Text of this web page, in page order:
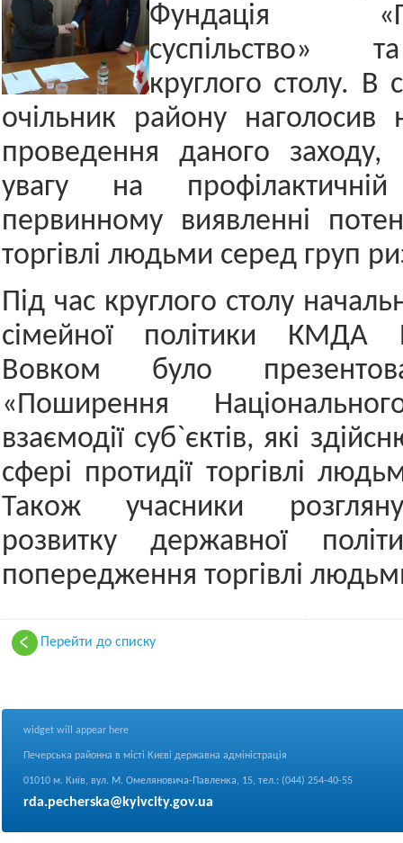
Фундація
суспільство»
круглого столу. В
очільник району наголосив
проведення даного заходу,
увагу на
первинному виявленні
торгівлі людьми серед груп
Під час круглого столу
сімейної політики КМДА
Вовком було
«Поширення
взаємодії суб`єктів, які
сфері протидії торгівлі
Також учасники
розвитку державної
попередження торгівлі
Перейти до списку
widget will appear here
Печерська районна в місті Києві державна адміністрація
01010 м. Київ, вул. М. Омеляновича-Павленка, 15, тел.: (044) 254-40-55
rda.pecherska@kyivcity.gov.ua